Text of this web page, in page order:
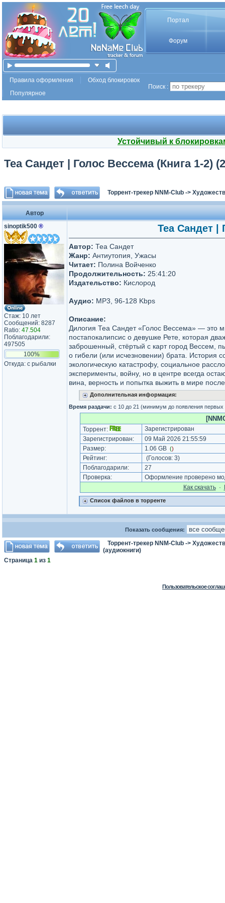
Портал
Форум
Правила оформления
Обход блокировок
Популярное
Поиск :
Устойчивый к
Теа Сандет | Голос Вессема (Книга 1-2)
Торрент-трекер NNM-Club ->
Автор
sinoptik500 ®
Стаж: 10 лет
Сообщений: 8287
Ratio: 47.504
Поблагодарили:
497505
100%
Откуда: с рыбалки
Теа Сандет |
Автор: Теа Сандет
Жанр: Антиутопия, Ужасы
Читает: Полина Войченко
Продолжительность: 25:41:20
Издательство: Кислород
Аудио: MP3, 96-128 Kbps
Описание:
Дилогия Теа Сандет «Голос Вессема» — это
постапокалипсис о девушке Рете, которая
заброшенный, стёртый с карт город Вессем,
о гибели (или исчезновении) брата. История
экологическую катастрофу, социальное
эксперименты, войну, но в центре всегда
вина, верность и попытка выжить в мире
Дополнительная информация:
Время раздачи: с 10 до 21 (минимум до появления
Торрент:
Зарегистрирован
Зарегистрирован:
09 Май 2026 21:55:59
Размер:
1.06 GB ()
Рейтинг: (Голосов: 3)
Поблагодарили:
27
Проверка:
Оформление проверено
Как cкачать·
Список файлов в торренте
Показать сообщения:
Торрент-трекер NNM-Club ->
(аудиокниги)
Страница 1 из 1
Пользовательское